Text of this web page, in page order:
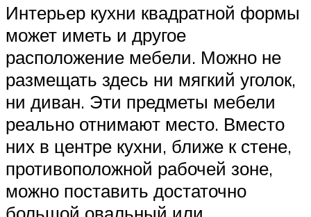
Интерьер кухни квадратной формы
может иметь и другое
расположение мебели. Можно не
размещать здесь ни мягкий уголок,
ни диван. Эти предметы мебели
реально отнимают место. Вместо
них в центре кухни, ближе к стене,
противоположной рабочей зоне,
можно поставить достаточно